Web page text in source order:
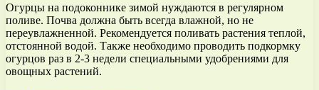
Огурцы на подоконнике зимой нуждаются в регулярном
поливе. Почва должна быть всегда влажной, но не
переувлажненной. Рекомендуется поливать растения теплой,
отстоянной водой. Также необходимо проводить подкормку
огурцов раз в 2-3 недели специальными удобрениями для
овощных растений.